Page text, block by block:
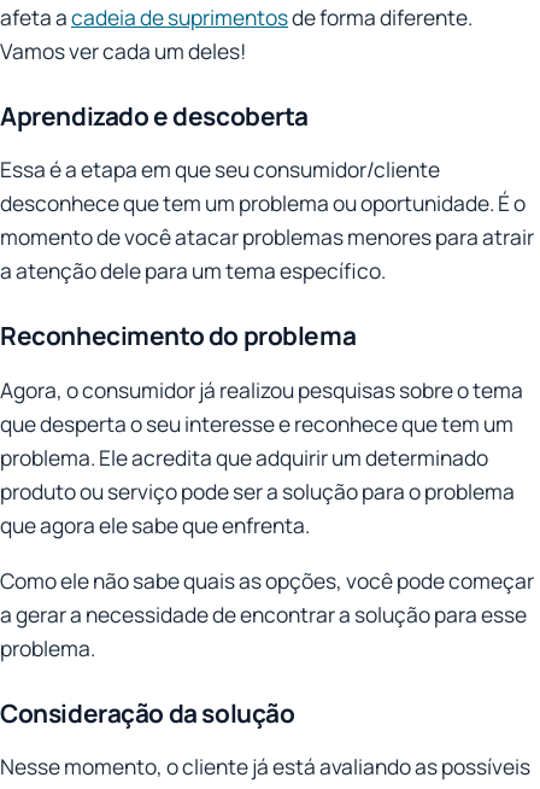
afeta acadeia de suprimentosde forma diferente.
Vamos ver cada um deles!
Aprendizado e descoberta
Essa é a etapa em que seu consumidor/cliente
desconhece que tem um problema ou oportunidade. É o
momento de você atacar problemas menores para atrair
a atenção dele para um tema específico.
Reconhecimento do problema
Agora, o consumidor já realizou pesquisas sobre o tema
que desperta o seu interesse e reconhece que tem um
problema. Ele acredita que adquirir um determinado
produto ou serviço pode ser a solução para o problema
que agora ele sabe que enfrenta.
Como ele não sabe quais as opções, você pode começar
a gerar a necessidade de encontrar a solução para esse
problema.
Consideração da solução
Nesse momento, o cliente já está avaliando as possíveis